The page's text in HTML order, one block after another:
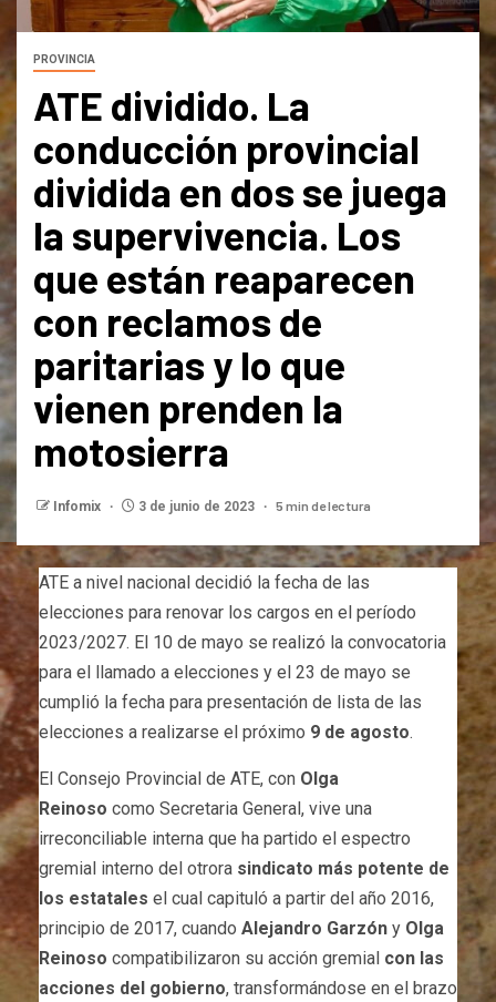
PROVINCIA
ATE dividido. La
conducción provincial
dividida en dos se juega
la supervivencia. Los
que están reaparecen
con reclamos de
paritarias y lo que
vienen prenden la
motosierra
Infomix 3 de junio de 2023 5 min de lectura
ATE a nivel nacional decidió la fecha de las
elecciones para renovar los cargos en el período
2023/2027. El 10 de mayo se realizó la convocatoria
para el llamado a elecciones y el 23 de mayo se
cumplió la fecha para presentación de lista de las
elecciones a realizarse el próximo 9 de agosto.
El Consejo Provincial de ATE, con Olga
Reinoso como Secretaria General, vive una
irreconciliable interna que ha partido el espectro
gremial interno del otrora sindicato más potente de
los estatales el cual capituló a partir del año 2016,
principio de 2017, cuando Alejandro Garzón y Olga
Reinoso compatibilizaron su acción gremial con las
acciones del gobierno, transformándose en el brazo